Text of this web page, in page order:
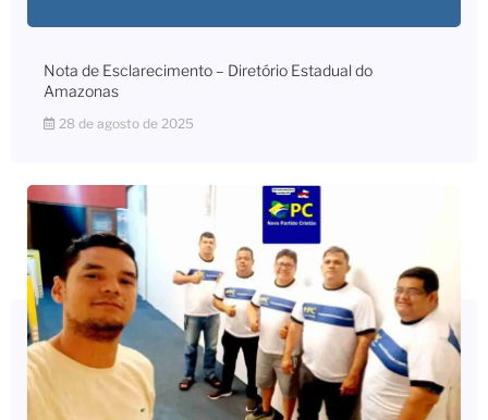
Nota de Esclarecimento – Diretório Estadual do
Amazonas
28 de agosto de 2025